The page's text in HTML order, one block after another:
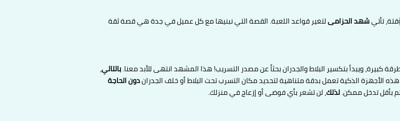
تأتيشهد الحزامىلتغير قواعد اللعبة. القصة التي نبنيها مع كل عميل في جدة هي قصة ثقة
ويبدأ بتكسير البلاط والجدران بحثاً عن مصدر التسريب! هذا المشهد انتهى للأبد معنا.بالتالي،
الأجهزة الذكية تعمل بدقة متناهية لتحديد مكان التسرب تحت البلاط أو خلف الجدراندون الحاجة
بأقل تدخل ممكن.لذلك، لن تشعر بأي فوضى أو إزعاج في منزلك.